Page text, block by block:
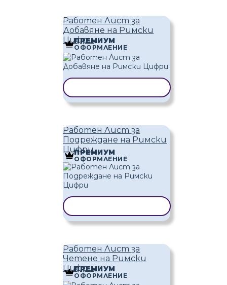
Работен Лист за
Добавяне на Римски
Цифри
ПРЕМИУМ
ОФОРМЛЕНИЕ
Работен Лист за
Подреждане на Римски
Цифри
ПРЕМИУМ
ОФОРМЛЕНИЕ
Работен Лист за
Четене на Римски
Цифри
ПРЕМИУМ
ОФОРМЛЕНИЕ